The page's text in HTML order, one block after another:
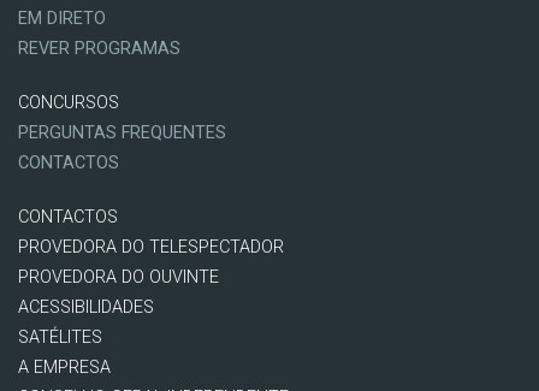
EM DIRETO
REVER PROGRAMAS
CONCURSOS
PERGUNTAS FREQUENTES
CONTACTOS
CONTACTOS
PROVEDORA DO TELESPECTADOR
PROVEDORA DO OUVINTE
ACESSIBILIDADES
SATÉLITES
A EMPRESA